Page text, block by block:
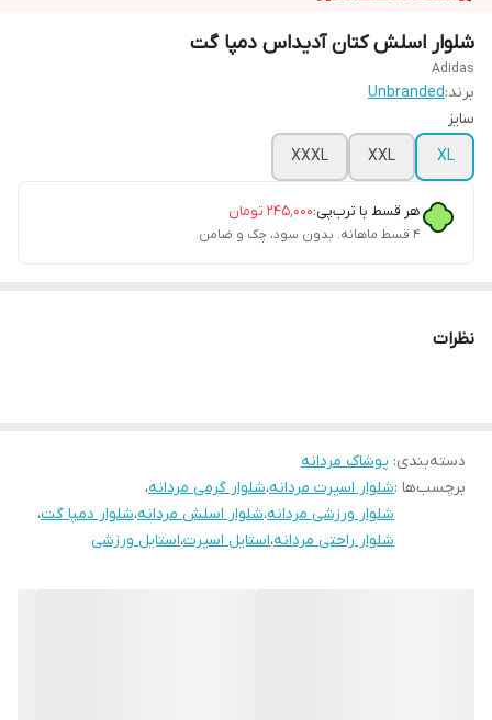
شلوار اسلش کتان آدیداس دمپا گت
Adidas
برند:Unbranded
سایز
XL
XXL
XXXL
هر قسط با ترب‌پی:۲۴۵٬۰۰۰ تومان
۴ قسط ماهانه. بدون سود، چک و ضامن.
نظرات
دسته‌بندی: پوشاک مردانه
برچسب‌ها :شلوار اسپرت مردانه،شلوار گرمی مردانه،
شلوار ورزشی مردانه،شلوار اسلش مردانه،شلوار دمپا گت،
شلوار راحتی مردانه،استایل اسپرت،استایل ورزشی